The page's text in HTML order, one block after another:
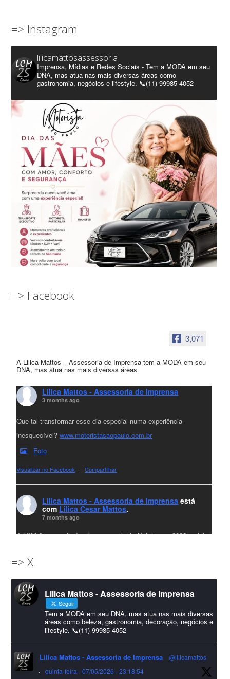
=> Instagram
lilicamattosassessoria
Imprensa, Mídias e Redes Sociais - Tem a MODA em seu
DNA, mas atua nas mais diversas áreas como
gastronomia, negócios e lifestyle. 📞(11) 99985-4052
=> Facebook
3,071
A Lilica Mattos – Assessoria de Imprensa tem a MODA em seu
DNA, mas atua nas mais diversas áreas
Lilica Mattos - Assessoria de Imprensa
3 months ago
Que tal transformar esse dia especial numa experiência
inesquecível?www.motoristasaopaulo.com.br
Foto
Visualizar no Facebook · Compartilhar
Lilica Mattos - Assessoria de Imprensa está
com Lilica Cesar Mattos.
7 months ago
A LCM Assessoria deseja um excelente Natal e um 2026 repleto
amigos que sempre nos acompanham!🎄✨🥂❤️
#lcmassessoriassessoria#natal #merrychristmas #felizanonovo
#HappyNewYear
Foto
Visualizar no Facebook · Compartilhar
Lilica Mattos - Assessoria de Imprensa
9 months ago
=> X
Lilica Mattos - Assessoria de Imprensa
Seguir
Tem a MODA em seu DNA, mas atua nas mais diversas
áreas como beleza, gastronomia, decoração, negócios e
lifestyle. 📞(11) 99985-4052
Lilica Mattos - Assessoria de Imprensa
@lilicamattos
·
quinta-feira - 07/05/2026 - 23:18:54